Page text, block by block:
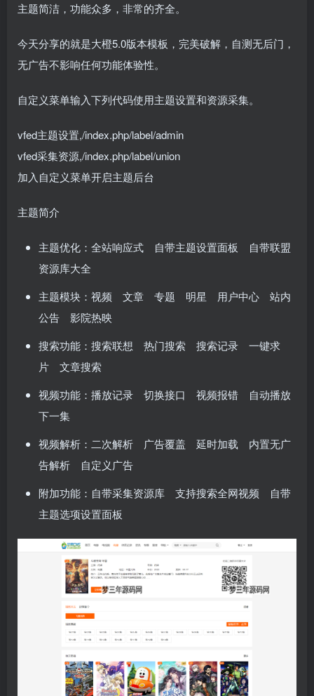
主题简洁，功能众多，非常的齐全。
今天分享的就是大橙5.0版本模板，完美破解，自测无后门，
无广告不影响任何功能体验性。
自定义菜单输入下列代码使用主题设置和资源采集。
vfed主题设置,/index.php/label/admin
vfed采集资源,/index.php/label/union
加入自定义菜单开启主题后台
主题简介
主题优化：全站响应式 自带主题设置面板 自带联盟
资源库大全
主题模块：视频 文章 专题 明星 用户中心 站内
公告 影院热映
搜索功能：搜索联想 热门搜索 搜索记录 一键求
片 文章搜索
视频功能：播放记录 切换接口 视频报错 自动播放
下一集
视频解析：二次解析 广告覆盖 延时加载 内置无广
告解析 自定义广告
附加功能：自带采集资源库 支持搜索全网视频 自带
主题选项设置面板